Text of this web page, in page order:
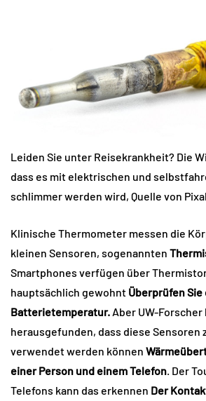
Leiden Sie unter Reisekrankheit? Die
dass es mit elektrischen und
schlimmer werden wird, Quelle von
Klinische Thermometer messen die
kleinen Sensoren, sogenannten
Smartphones verfügen über
hauptsächlich gewohnt Überprüfen Sie
Batterietemperatur. Aber UW-Forscher
herausgefunden, dass diese Sensoren
verwendet werden können
einer Person und einem Telefon. Der
Telefons kann das erkennen Der